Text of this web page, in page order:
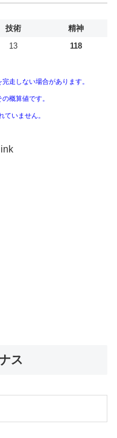
技術
精神
13 118
走しない場合があります。
概算値です。
いません。
ス